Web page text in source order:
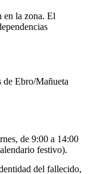
en la zona. El
de Ebro/Mañueta
de 9:00 a 14:00
festivo).
del fallecido,